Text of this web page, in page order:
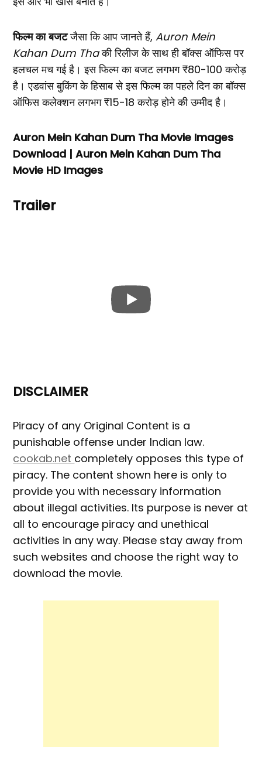
फिल्म का बजटजैसा कि आप जानते हैं,Auron Mein
Kahan Dum Thaकी रिलीज के साथ ही बॉक्स ऑफिस पर
हलचल मच गई है। इस फिल्म का बजट लगभग ₹80-100 करोड़
है। एडवांस बुकिंग के हिसाब से इस फिल्म का पहले दिन का बॉक्स
ऑफिस कलेक्शन लगभग ₹15-18 करोड़ होने की उम्मीद है।
Auron Mein Kahan Dum Tha Movie Images
Download | Auron Mein Kahan Dum Tha
Movie HD Images
Trailer
DISCLAIMER
Piracy of any Original Content is a
punishable offense under Indian law.
cookab.net completely opposes this type of
piracy. The content shown here is only to
provide you with necessary information
about illegal activities. Its purpose is never at
all to encourage piracy and unethical
activities in any way. Please stay away from
such websites and choose the right way to
download the movie.